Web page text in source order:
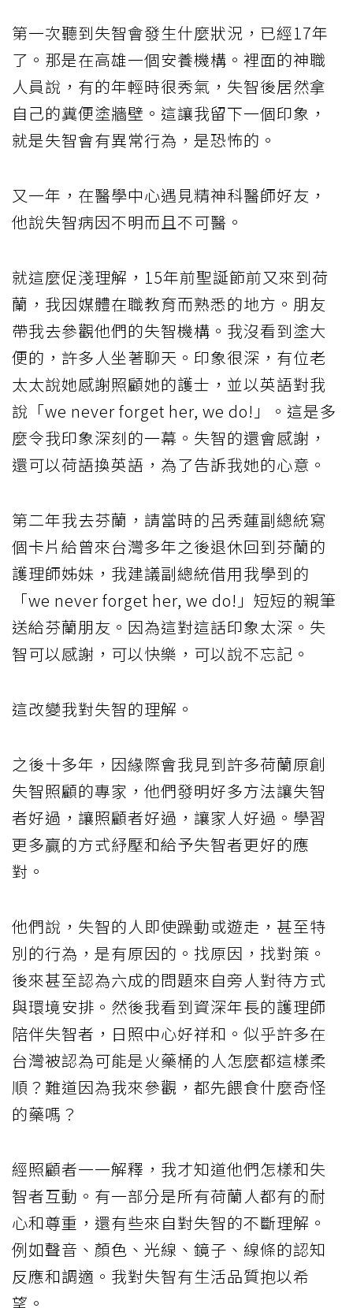
第一次聽到失智會發生什麼狀況，已經17年
了。那是在高雄一個安養機構。裡面的神職
人員說，有的年輕時很秀氣，失智後居然拿
自己的糞便塗牆壁。這讓我留下一個印象，
就是失智會有異常行為，是恐怖的。
又一年，在醫學中心遇見精神科醫師好友，
他說失智病因不明而且不可醫。
就這麼促淺理解，15年前聖誕節前又來到荷
蘭，我因媒體在職教育而熟悉的地方。朋友
帶我去參觀他們的失智機構。我沒看到塗大
便的，許多人坐著聊天。印象很深，有位老
太太說她感謝照顧她的護士，並以英語對我
說「we never forget her, we do!」。這是多
麼令我印象深刻的一幕。失智的還會感謝，
還可以荷語換英語，為了告訴我她的心意。
第二年我去芬蘭，請當時的呂秀蓮副總統寫
個卡片給曾來台灣多年之後退休回到芬蘭的
護理師姊妹，我建議副總統借用我學到的
「we never forget her, we do!」短短的親筆
送給芬蘭朋友。因為這對這話印象太深。失
智可以感謝，可以快樂，可以說不忘記。
這改變我對失智的理解。
之後十多年，因緣際會我見到許多荷蘭原創
失智照顧的專家，他們發明好多方法讓失智
者好過，讓照顧者好過，讓家人好過。學習
更多贏的方式紓壓和給予失智者更好的應
對。
他們說，失智的人即使躁動或遊走，甚至特
別的行為，是有原因的。找原因，找對策。
後來甚至認為六成的問題來自旁人對待方式
與環境安排。然後我看到資深年長的護理師
陪伴失智者，日照中心好祥和。似乎許多在
台灣被認為可能是火藥桶的人怎麼都這樣柔
順？難道因為我來參觀，都先餵食什麼奇怪
的藥嗎？
經照顧者一一解釋，我才知道他們怎樣和失
智者互動。有一部分是所有荷蘭人都有的耐
心和尊重，還有些來自對失智的不斷理解。
例如聲音、顏色、光線、鏡子、線條的認知
反應和調適。我對失智有生活品質抱以希
望。